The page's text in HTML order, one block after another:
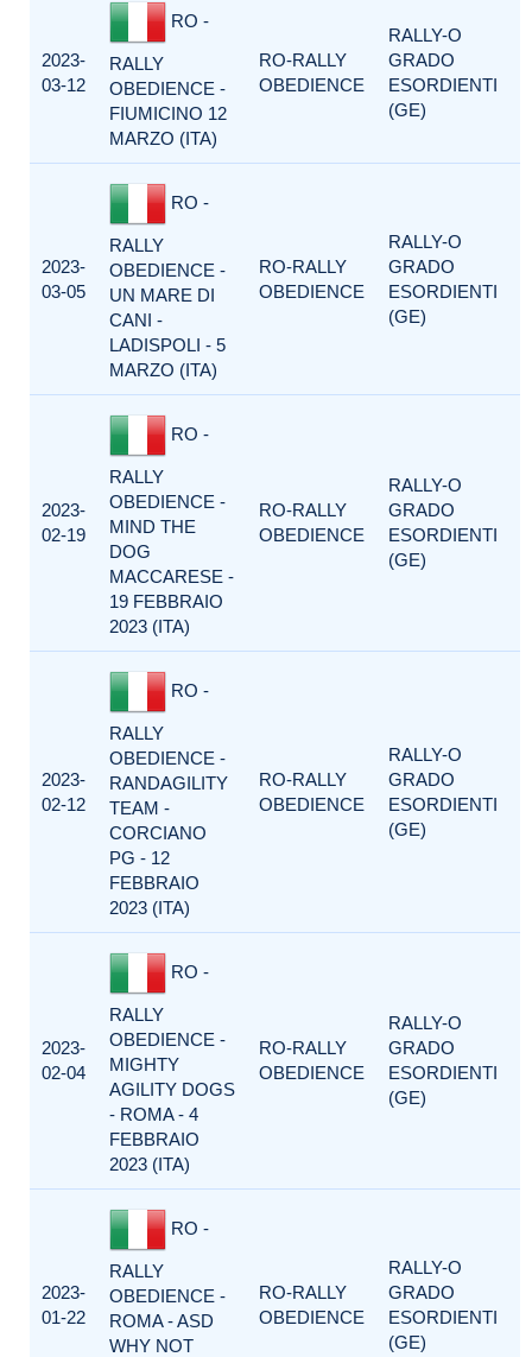
2023-
03-12
RO -
RALLY
OBEDIENCE -
FIUMICINO 12
MARZO (ITA)
RO-RALLY
OBEDIENCE
RALLY-O
GRADO
ESORDIENTI
(GE)
2023-
03-05
RO -
RALLY
OBEDIENCE -
UN MARE DI
CANI -
LADISPOLI - 5
MARZO (ITA)
RO-RALLY
OBEDIENCE
RALLY-O
GRADO
ESORDIENTI
(GE)
2023-
02-19
RO -
RALLY
OBEDIENCE -
MIND THE
DOG
MACCARESE -
19 FEBBRAIO
2023 (ITA)
RO-RALLY
OBEDIENCE
RALLY-O
GRADO
ESORDIENTI
(GE)
2023-
02-12
RO -
RALLY
OBEDIENCE -
RANDAGILITY
TEAM -
CORCIANO
PG - 12
FEBBRAIO
2023 (ITA)
RO-RALLY
OBEDIENCE
RALLY-O
GRADO
ESORDIENTI
(GE)
2023-
02-04
RO -
RALLY
OBEDIENCE -
MIGHTY
AGILITY DOGS
- ROMA - 4
FEBBRAIO
2023 (ITA)
RO-RALLY
OBEDIENCE
RALLY-O
GRADO
ESORDIENTI
(GE)
2023-
01-22
RO -
RALLY
OBEDIENCE -
ROMA - ASD
WHY NOT
RO-RALLY
OBEDIENCE
RALLY-O
GRADO
ESORDIENTI
(GE)